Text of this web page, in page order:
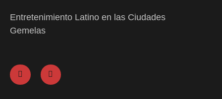
Entretenimiento Latino en las Ciudades
Gemelas